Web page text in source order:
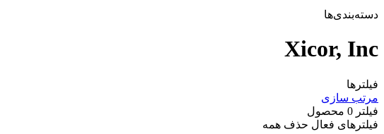
دسته‌بندی‌ها
Xicor, Inc
فیلترها
مرتب سازی
فیلتر 0 محصول
فیلترهای فعال حذف همه